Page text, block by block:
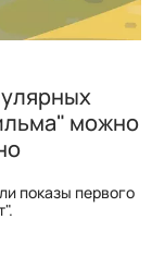
можно
показы первого